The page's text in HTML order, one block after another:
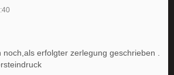
erfolgter zerlegung geschrieben .